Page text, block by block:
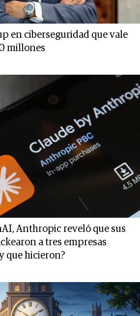
en ciberseguridad que vale
millones
Anthropic reveló que sus
a tres empresas
que hicieron?